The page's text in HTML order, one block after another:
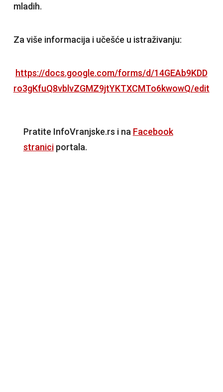
mladih.
Za više informacija i učešće u istraživanju:
https://docs.google.com/forms/d/14GEAb9KDD
ro3gKfuQ8vblvZGMZ9jtYKTXCMTo6kwowQ/edit
Pratite InfoVranjske.rs i na Facebook
straniciportala.